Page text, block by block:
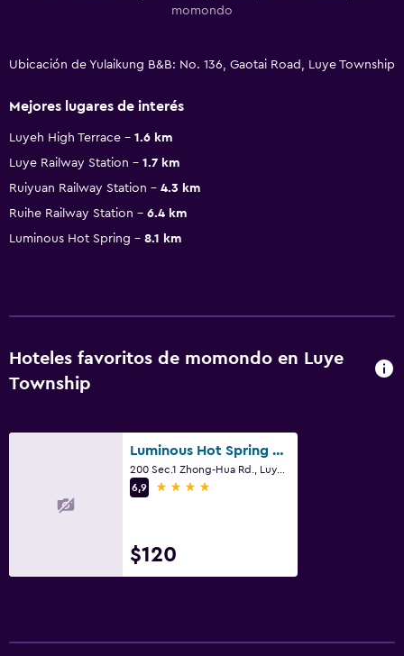
momondo
Ubicación de Yulaikung B&B: No. 136, Gaotai Road, Luye Township
Mejores lugares de interés
Luyeh High Terrace
1.6 km
Luye Railway Station
1.7 km
Ruiyuan Railway Station
4.3 km
Ruihe Railway Station
6.4 km
Luminous Hot Spring
8.1 km
Hoteles favoritos de momondo en Luye
Township
Luminous Hot Spring Resort & Spa
6,9
4 estrellas
$120